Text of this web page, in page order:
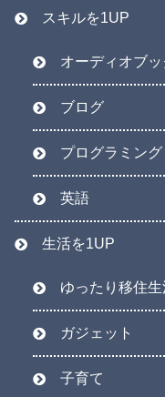
スキルを1UP
オーディオブッ
ブログ
プログラミング
英語
生活を1UP
ゆったり移住生
ガジェット
子育て